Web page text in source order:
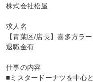
株式会社松屋
求人名
【青葉区/店長】喜多方
退職金有
仕事の内容
■ミスタードーナツを中心